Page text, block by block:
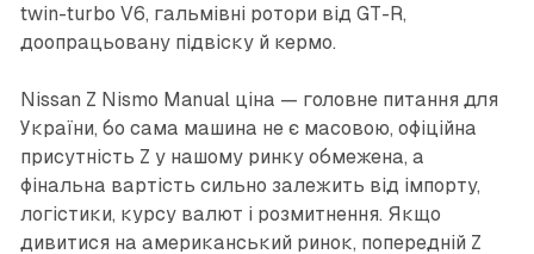
twin-turbo V6, гальмівні ротори від GT-R,
доопрацьовану підвіску й кермо.
Nissan Z Nismo Manual ціна — головне питання для
України, бо сама машина не є масовою, офіційна
присутність Z у нашому ринку обмежена, а
фінальна вартість сильно залежить від імпорту,
логістики, курсу валют і розмитнення. Якщо
дивитися на американський ринок, попередній Z